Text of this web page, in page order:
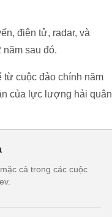
điện tử, radar, và
sau đó.
từ cuộc đảo chính năm
của lực lượng hải quân
cả trong các cuộc